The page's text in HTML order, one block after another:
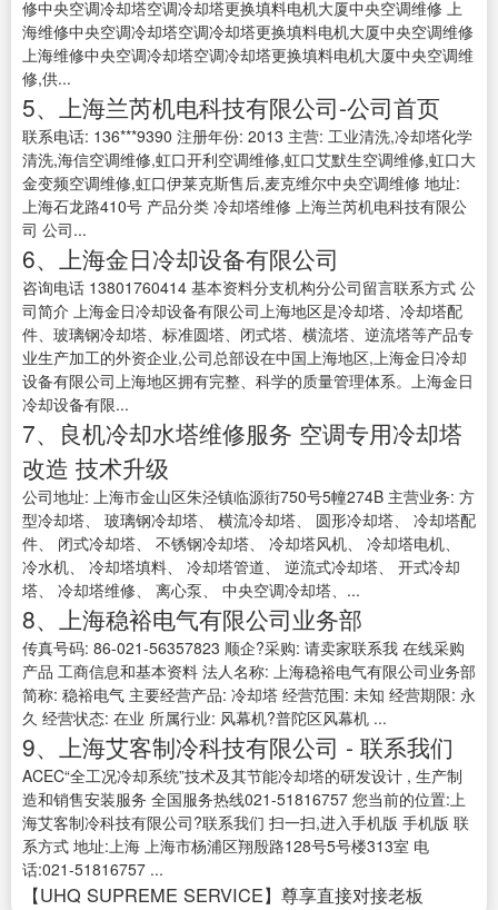
修中央空调冷却塔空调冷却塔更换填料电机大厦中央空调维修 上
海维修中央空调冷却塔空调冷却塔更换填料电机大厦中央空调维修
上海维修中央空调冷却塔空调冷却塔更换填料电机大厦中央空调维
修,供...
5、上海兰芮机电科技有限公司-公司首页
联系电话: 136***9390 注册年份: 2013 主营: 工业清洗,冷却塔化学
清洗,海信空调维修,虹口开利空调维修,虹口艾默生空调维修,虹口大
金变频空调维修,虹口伊莱克斯售后,麦克维尔中央空调维修 地址:
上海石龙路410号 产品分类 冷却塔维修 上海兰芮机电科技有限公
司 公司...
6、上海金日冷却设备有限公司
咨询电话 13801760414 基本资料分支机构分公司留言联系方式 公
司简介 上海金日冷却设备有限公司上海地区是冷却塔、冷却塔配
件、玻璃钢冷却塔、标准圆塔、闭式塔、横流塔、逆流塔等产品专
业生产加工的外资企业,公司总部设在中国上海地区,上海金日冷却
设备有限公司上海地区拥有完整、科学的质量管理体系。上海金日
冷却设备有限...
7、良机冷却水塔维修服务 空调专用冷却塔
改造 技术升级
公司地址: 上海市金山区朱泾镇临源街750号5幢274B 主营业务: 方
型冷却塔、 玻璃钢冷却塔、 横流冷却塔、 圆形冷却塔、 冷却塔配
件、 闭式冷却塔、 不锈钢冷却塔、 冷却塔风机、 冷却塔电机、
冷水机、 冷却塔填料、 冷却塔管道、 逆流式冷却塔、 开式冷却
塔、 冷却塔维修、 离心泵、 中央空调冷却塔、...
8、上海稳裕电气有限公司业务部
传真号码: 86-021-56357823 顺企?采购: 请卖家联系我 在线采购
产品 工商信息和基本资料 法人名称: 上海稳裕电气有限公司业务部
简称: 稳裕电气 主要经营产品: 冷却塔 经营范围: 未知 经营期限: 永
久 经营状态: 在业 所属行业: 风幕机?普陀区风幕机 ...
9、上海艾客制冷科技有限公司 - 联系我们
ACEC“全工况冷却系统”技术及其节能冷却塔的研发设计 , 生产制
造和销售安装服务 全国服务热线021-51816757 您当前的位置:上
海艾客制冷科技有限公司?联系我们 扫一扫,进入手机版 手机版 联
系方式 地址:上海 上海市杨浦区翔殷路128号5号楼313室 电
话:021-51816757 ...
【UHQ SUPREME SERVICE】尊享直接对接老板